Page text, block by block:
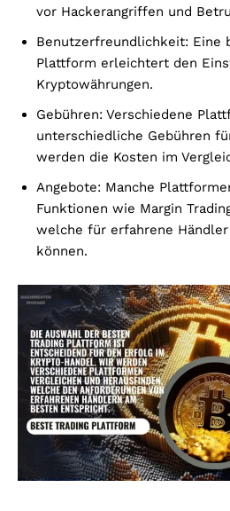
vor Hackerangriffen und
Benutzerfreundlichkeit: Eine
Plattform erleichtert den
Kryptowährungen.
Gebühren: Verschiedene
unterschiedliche Gebühren
werden die Kosten im
Angebote: Manche
Funktionen wie Margin
welche für erfahrene
können.